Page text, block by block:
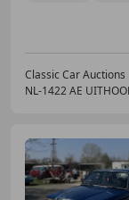
Classic Car Auctions
NL-1422 AE